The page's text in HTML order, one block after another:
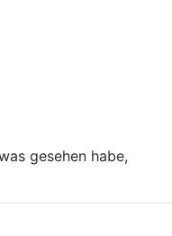
gesehen habe,